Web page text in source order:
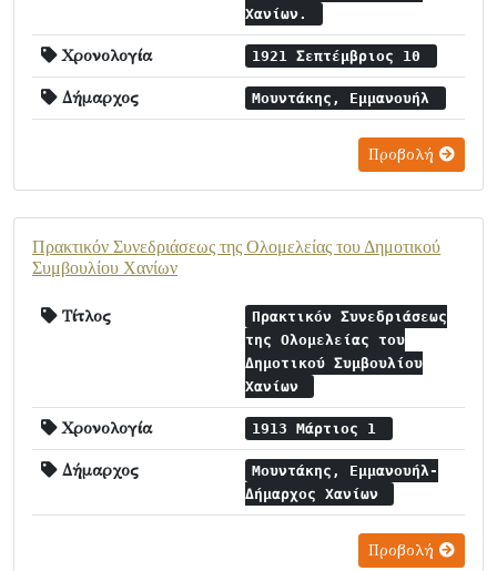
Χανίων.
Χρονολογία 1921 Σεπτέμβριος 10
Δήμαρχος Μουντάκης, Εμμανουήλ
Προβολή
Πρακτικόν Συνεδριάσεως της Ολομελείας του Δημοτικού
Συμβουλίου Χανίων
Τίτλος
Πρακτικόν Συνεδριάσεως
της Ολομελείας του
Δημοτικού Συμβουλίου
Χανίων
Χρονολογία 1913 Μάρτιος 1
Δήμαρχος
Μουντάκης, Εμμανουήλ-
Δήμαρχος Χανίων
Προβολή